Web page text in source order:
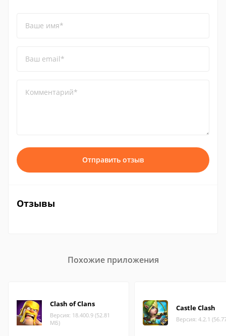
Ваше имя*
Ваш email*
Комментарий*
Отправить отзыв
Отзывы
Похожие приложения
Clash of Clans
Версия: 18.400.9 (52.81
МБ)
Castle Clash
Версия: 4.2.1